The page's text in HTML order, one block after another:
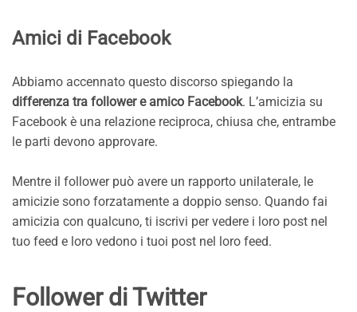
Amici di Facebook
Abbiamo accennato questo discorso spiegando la
differenza tra follower e amico Facebook. L’amicizia su
Facebook è una relazione reciproca, chiusa che, entrambe
le parti devono approvare.
Mentre il follower può avere un rapporto unilaterale, le
amicizie sono forzatamente a doppio senso. Quando fai
amicizia con qualcuno, ti iscrivi per vedere i loro post nel
tuo feed e loro vedono i tuoi post nel loro feed.
Follower di Twitter